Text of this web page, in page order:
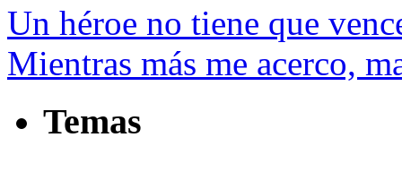
Un héroe no tiene que
Mientras más me acerco,
Temas